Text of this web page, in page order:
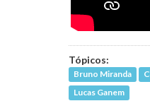
Tópicos:
Bruno Miranda
Lucas Ganem